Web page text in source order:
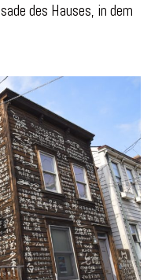
des Hauses, in dem